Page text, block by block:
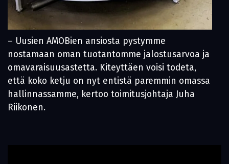
– Uusien AMOBien ansiosta pystymme
nostamaan oman tuotantomme jalostusarvoa ja
omavaraisuusastetta. Kiteyttäen voisi todeta,
että koko ketju on nyt entistä paremmin omassa
hallinnassamme, kertoo toimitusjohtaja Juha
Riikonen.